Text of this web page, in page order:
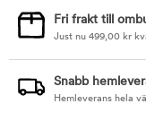
Fri frakt till
Just nu 499,00 kr
Snabb
Hemleverans hela